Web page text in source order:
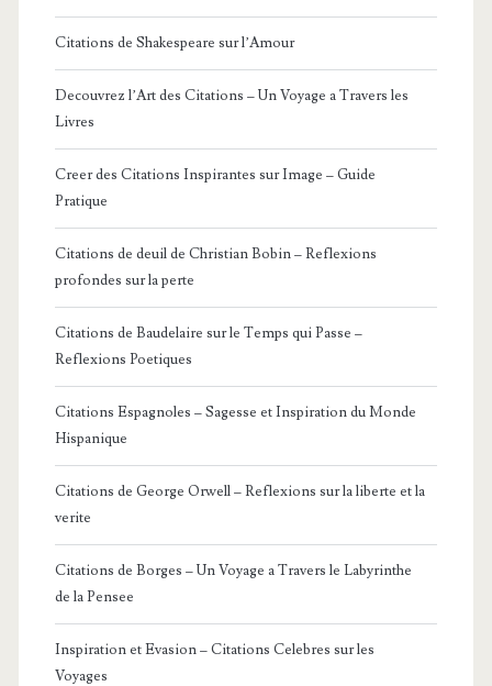
Citations de Shakespeare sur l’Amour
Decouvrez l’Art des Citations – Un Voyage a Travers les
Livres
Creer des Citations Inspirantes sur Image – Guide
Pratique
Citations de deuil de Christian Bobin – Reflexions
profondes sur la perte
Citations de Baudelaire sur le Temps qui Passe –
Reflexions Poetiques
Citations Espagnoles – Sagesse et Inspiration du Monde
Hispanique
Citations de George Orwell – Reflexions sur la liberte et la
verite
Citations de Borges – Un Voyage a Travers le Labyrinthe
de la Pensee
Inspiration et Evasion – Citations Celebres sur les
Voyages